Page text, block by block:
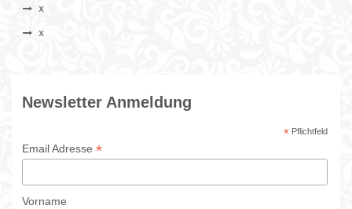
x
x
Newsletter Anmeldung
*Pflichtfeld
Email Adresse *
Vorname